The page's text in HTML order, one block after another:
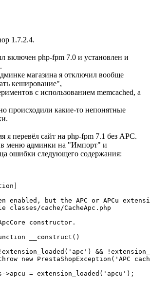
1.7.2.4.
включен php-fpm 7.0 и установлен и
магазина я отключил вообще
кеширование",
с использованием memcached, а
происходили какие-то непонятные
я перевёл сайт на php-fpm 7.1 без APC.
в меню админки на "Импорт" и
ошибки следующего содержания:
enabled, but the APC or APCu
cache/CacheApc.php
constructor.
__construct()
&&
new PrestaShopException('APC
= extension_loaded('apcu');